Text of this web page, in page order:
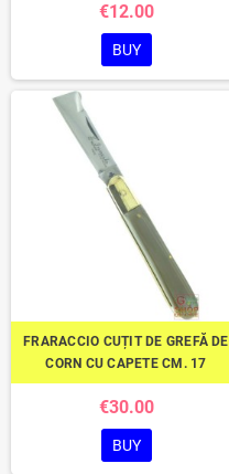
€12.00
BUY
FRARACCIO CUȚIT DE GREFĂ DE
CORN CU CAPETE CM. 17
€30.00
BUY